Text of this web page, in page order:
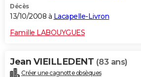
Décès
13/10/2008 à Lacapelle-Livron
Famille LABOUYGUES
Jean VIEILLEDENT (83 ans)
Créer une cagnotte obsèques